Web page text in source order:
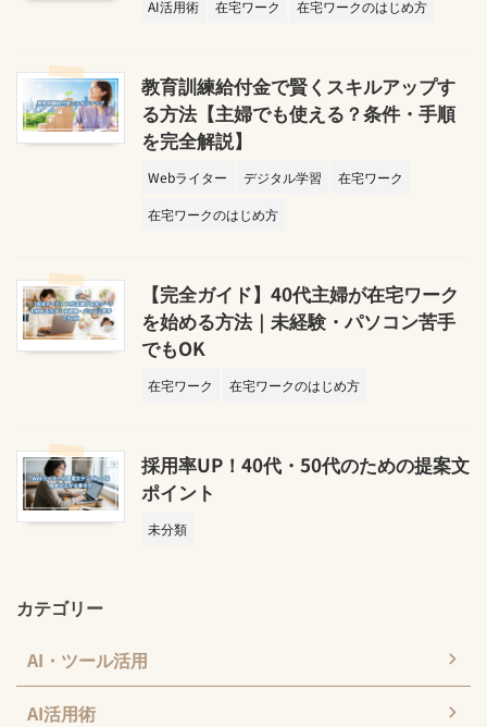
AI活用術 在宅ワーク 在宅ワークのはじめ方
教育訓練給付金で賢くスキルアップす
る方法【主婦でも使える？条件・手順
を完全解説】
Webライター デジタル学習
在宅ワーク
在宅ワークのはじめ方
【完全ガイド】40代主婦が在宅ワーク
を始める方法｜未経験・パソコン苦手
でもOK
在宅ワーク 在宅ワークのはじめ方
採用率UP！40代・50代のための提案文
ポイント
未分類
カテゴリー
AI・ツール活用
AI活用術